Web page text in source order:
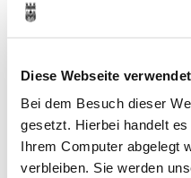
Diese Webseite
Bei dem Besuch dieser
gesetzt. Hierbei handelt
Ihrem Computer abgelegt
verbleiben. Sie werden
Abfallkalender
Ausschreibungen
Jugendamt
Kommunale
Kreis